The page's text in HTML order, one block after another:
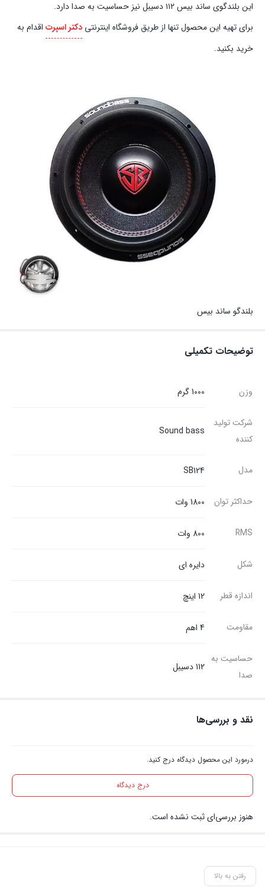
این بلندگوی ساند بیس ۱۱۲ دسیبل نیز حساسیت به صدا دارد.
برای تهیه این محصول تنها از طریق فروشگاه اینترنتی دکتر اسپرت اقدام به
خرید بکنید.
بلندگو ساند بیس
توضیحات تکمیلی
وزن 1000 گرم
شرکت تولید
کننده
Sound bass
مدل SB124
حداکثر توان 1800 وات
RMS 800 وات
شکل دایره ای
اندازه قطر 12 اینچ
مقاومت 4 اهم
حساسیت به
صدا
112 دسیبل
نقد و بررسی‌ها
درمورد این محصول دیدگاه درج کنید.
درج دیدگاه
هنوز بررسی‌ای ثبت نشده است.
رفتن به بالا